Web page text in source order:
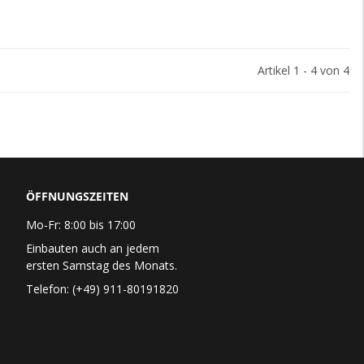
Artikel 1 - 4 von 4
ÖFFNUNGSZEITEN
Mo-Fr: 8:00 bis 17:00
Einbauten auch an jedem
ersten Samstag des Monats.
Telefon: (+49) 911-80191820